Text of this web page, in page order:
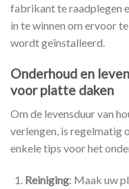
fabrikant te raadplegen
in te winnen om ervoor
wordt geïnstalleerd.
Onderhoud en
voor platte daken
Om de levensduur van
verlengen, is regelmatig
enkele tips voor het
Reiniging: Maak uw